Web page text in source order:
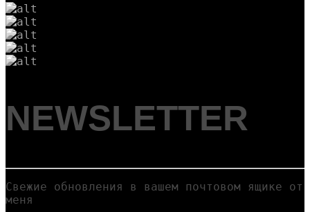
NEWSLETTER
Cвежие обновления в вашем почтовом ящике от
меня